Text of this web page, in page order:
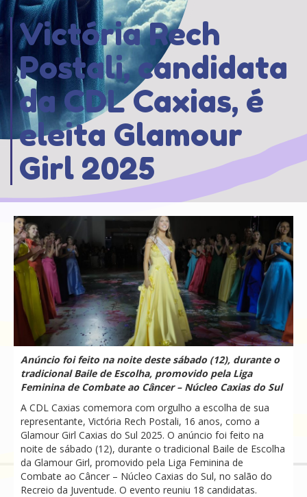
Victória Rech
Postali, candidata
da CDL Caxias, é
eleita Glamour
Girl 2025
Anúncio foi feito na noite deste sábado (12), durante o
tradicional Baile de Escolha, promovido pela Liga
Feminina de Combate ao Câncer – Núcleo Caxias do Sul
A CDL Caxias comemora com orgulho a escolha de sua
representante, Victória Rech Postali, 16 anos, como a
Glamour Girl Caxias do Sul 2025. O anúncio foi feito na
noite de sábado (12), durante o tradicional Baile de Escolha
da Glamour Girl, promovido pela Liga Feminina de
Combate ao Câncer – Núcleo Caxias do Sul, no salão do
Recreio da Juventude. O evento reuniu 18 candidatas.